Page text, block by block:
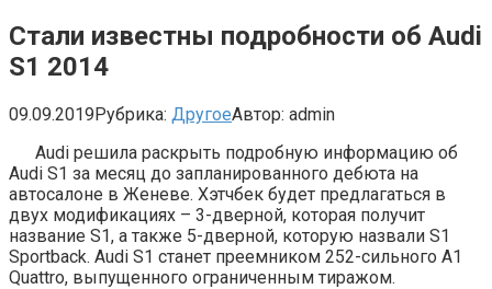
Стали известны подробности об Audi
S1 2014
09.09.2019Рубрика: ДругоеАвтор: admin
Audi решила раскрыть подробную информацию об
Audi S1 за месяц до запланированного дебюта на
автосалоне в Женеве. Хэтчбек будет предлагаться в
двух модификациях – 3-дверной, которая получит
название S1, а также 5-дверной, которую назвали S1
Sportback. Audi S1 станет преемником 252-сильного A1
Quattro, выпущенного ограниченным тиражом.